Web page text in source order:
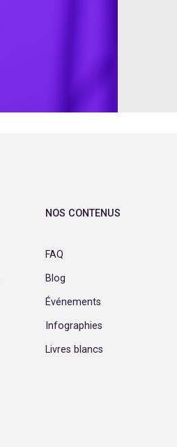
NOS CONTENUS
FAQ
Blog
Événements
Infographies
Livres blancs